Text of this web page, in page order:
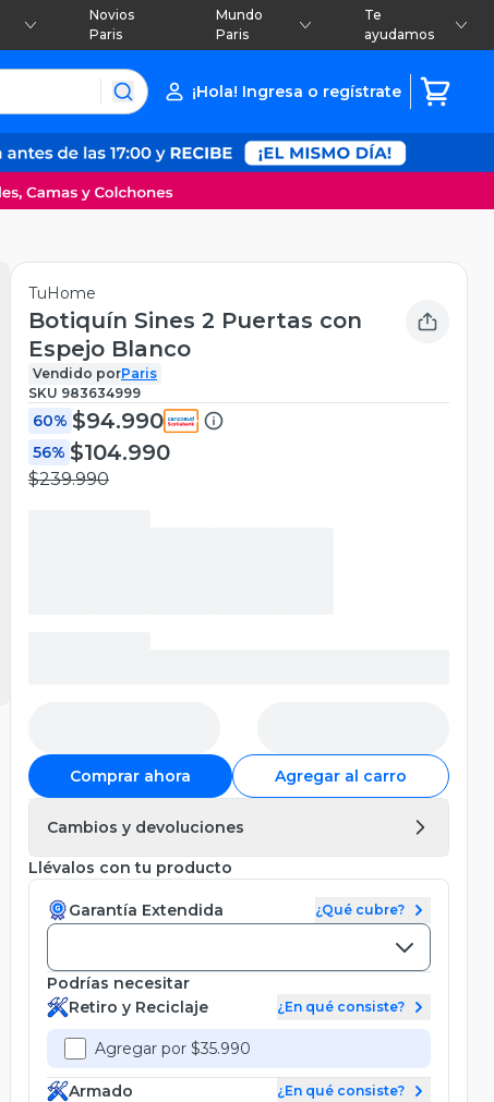
Novios
Paris
Mundo
Paris
Te
ayudamos
¡Hola! Ingresa o regístrate
TuHome
Botiquín Sines 2 Puertas con
Espejo Blanco
Vendido porParis
SKU 983634999
60% $94.990
56% $104.990
$239.990
Comprar ahora Agregar al carro
Cambios y devoluciones
Llévalos con tu producto
Garantía Extendida ¿Qué cubre?
Podrías necesitar
Retiro y Reciclaje
¿En qué consiste?
Agregar por $35.990
Armado ¿En qué consiste?